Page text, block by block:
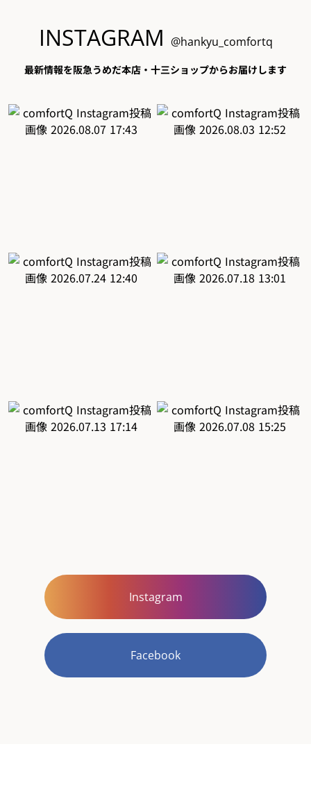
INSTAGRAM @hankyu_comfortq
最新情報を阪急うめだ本店・十三ショップからお届けします
Instagram
Facebook